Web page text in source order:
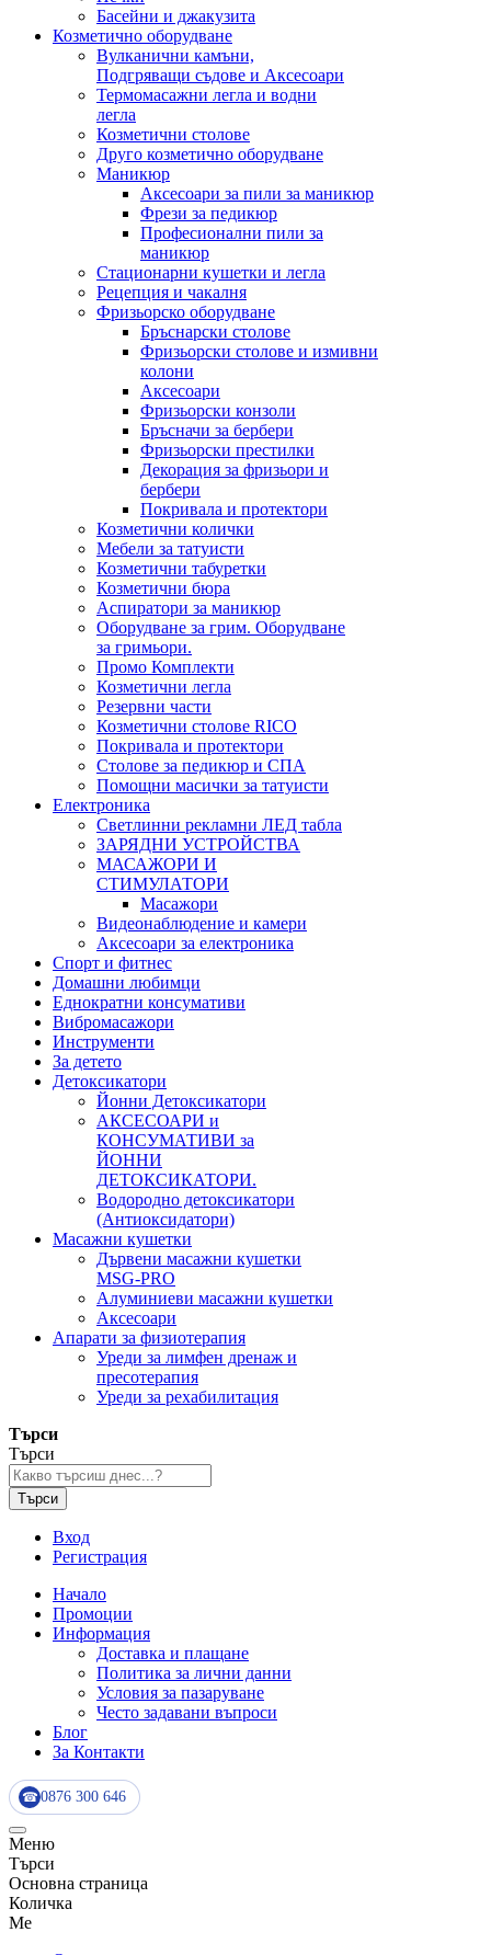
Басейни и джакузита
Козметично оборудване
Вулканични камъни,
Подгряващи съдове и Аксесоари
Термомасажни легла и водни
легла
Козметични столове
Друго козметично оборудване
Маникюр
Аксесоари за пили за маникюр
Фрези за педикюр
Професионални пили за
маникюр
Стационарни кушетки и легла
Рецепция и чакалня
Фризьорско оборудване
Бръснарски столове
Фризьорски столове и измивни
колони
Аксесоари
Фризьорски конзоли
Бръсначи за бербери
Фризьорски престилки
Декорация за фризьори и
бербери
Покривала и протектори
Козметични колички
Мебели за татуисти
Козметични табуретки
Козметични бюра
Аспиратори за маникюр
Оборудване за грим. Оборудване
за гримьори.
Промо Комплекти
Козметични легла
Резервни части
Козметични столове RICO
Покривала и протектори
Столове за педикюр и СПА
Помощни масички за татуисти
Електроника
Светлинни рекламни ЛЕД табла
ЗАРЯДНИ УСТРОЙСТВА
МАСАЖОРИ И
СТИМУЛАТОРИ
Масажори
Видеонаблюдение и камери
Аксесоари за електроника
Спорт и фитнес
Домашни любимци
Еднократни консумативи
Вибромасажори
Инструменти
За детето
Детоксикатори
Йонни Детоксикатори
АКСЕСОАРИ и
КОНСУМАТИВИ за
ЙОННИ
ДЕТОКСИКАТОРИ.
Водородно детоксикатори
(Антиоксидатори)
Масажни кушетки
Дървени масажни кушетки
MSG-PRO
Алуминиеви масажни кушетки
Аксесоари
Апарати за физиотерапия
Уреди за лимфен дренаж и
пресотерапия
Уреди за рехабилитация
Търси
Търси
Търси
Вход
Регистрация
Начало
Промоции
Информация
Доставка и плащане
Политика за лични данни
Условия за пазаруване
Често задавани въпроси
Блог
За Контакти
☎ 0876 300 646
Меню
Търси
Основна страница
Количка
Me